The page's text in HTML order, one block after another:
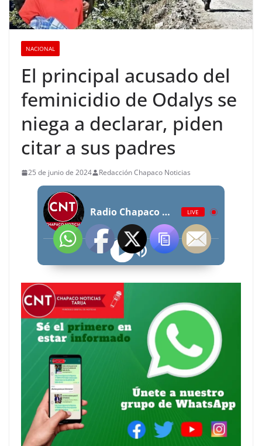
NACIONAL
El principal acusado del
feminicidio de Odalys se
niega a declarar, piden
citar a sus padres
25 de junio de 2024 Redacción Chapaco Noticias
Radio Chapaco Noticias Las 24 horas en vivo LIVE